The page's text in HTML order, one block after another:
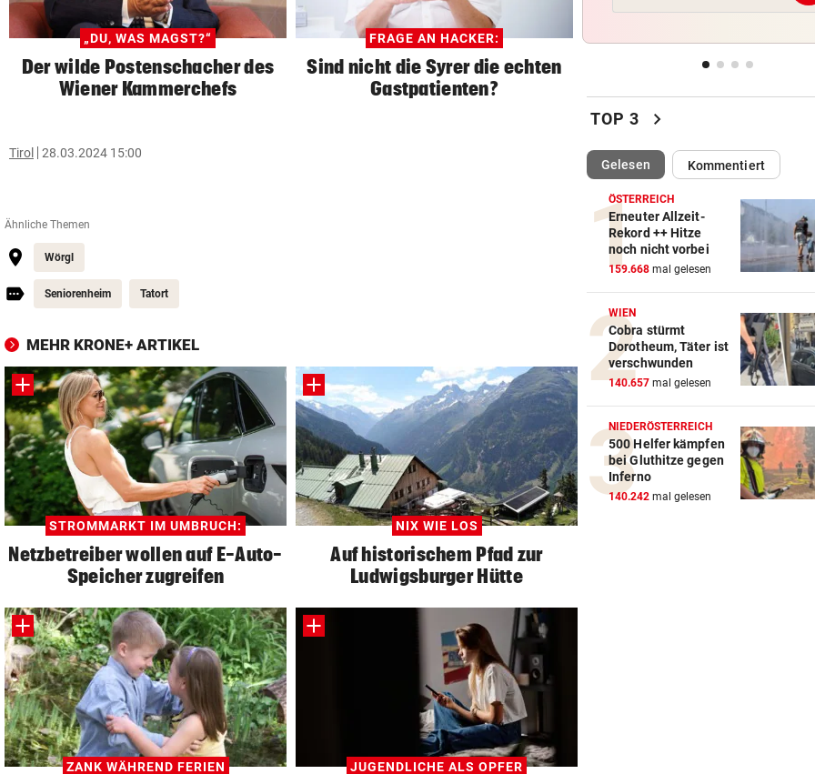
„DU, WAS MAGST?“
Der wilde Postenschacher des
Wiener Kammerchefs
FRAGE AN HACKER:
Sind nicht die Syrer die echten
Gastpatienten?
Tirol 28.03.2024 15:00
Ähnliche Themen
Wörgl
Seniorenheim Tatort
MEHR KRONE+ ARTIKEL
STROMMARKT IM UMBRUCH:
Netzbetreiber wollen auf E-Auto-
Speicher zugreifen
NIX WIE LOS
Auf historischem Pfad zur
Ludwigsburger Hütte
ZANK WÄHREND FERIEN JUGENDLICHE ALS OPFER
„Etwas wie 2015 wird Europa
Hier kann es heute Nacht
ordentlich gewittern
RED BULL SALZBURG/WAC
Verhounig mit Klausel,
am Prüfstand
VARIABLE OFFENSIVE vor
Rapids System? „Lassen den
TOP 3 chevron_right
Gelesen(ausgewählt)Kommentiert
ÖSTERREICH
Erneuter Allzeit-
Rekord ++ Hitze
noch nicht vorbei
159.668 mal gelesen
WIEN
Cobra stürmt
Dorotheum, Täter ist
verschwunden
140.657 mal gelesen
NIEDERÖSTERREICH
500 Helfer kämpfen
bei Gluthitze gegen
Inferno
140.242 mal gelesen